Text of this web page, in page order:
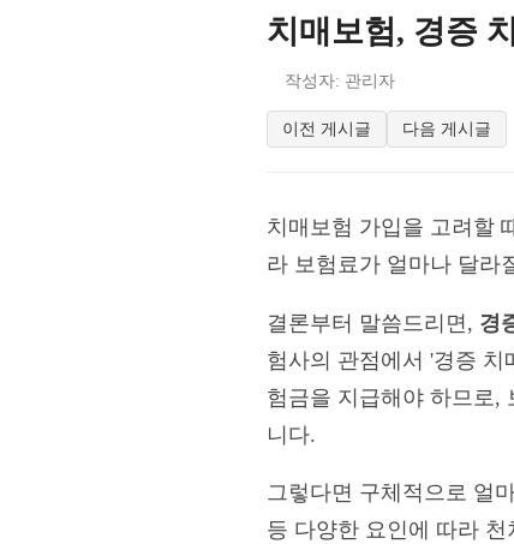
치매보험, 경증
작성자: 관리자
이전 게시글 다음 게시글
치매보험 가입을 고려할
라 보험료가 얼마나 달라
결론부터 말씀드리면, 경
험사의 관점에서 '경증
험금을 지급해야 하므로,
니다.
그렇다면 구체적으로 얼
등 다양한 요인에 따라